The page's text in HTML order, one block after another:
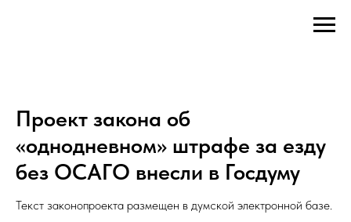
Проект закона об
«однодневном» штрафе за езду
без ОСАГО внесли в Госдуму
Текст законопроекта размещен в думской электронной базе.